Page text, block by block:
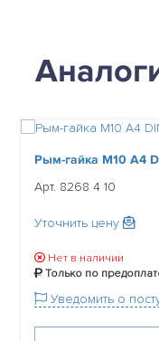
Рым-гайка М10 А4
Арт. 8268 4 10
Уточнить цену
Нет в наличии
Только по
Уведомить о